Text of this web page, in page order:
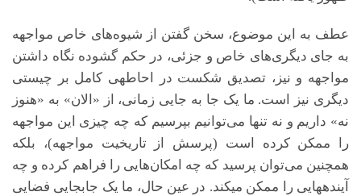
عطف به این موضوع، سخن گفتن از شیوه‌های خاص مواجهه
به جای دیگری‌های خاص و جزئی، در حکم گشوده نگاه داشتن
مواجهه و نیز، تصدیق شکست در احاطه­ی کامل بر چیستی
دیگری نیز است. ما یک جا به جایی زمانی، از «الان» به «هنوز
نه» داریم و نه تنها می‌توانیم بپرسیم که چه چیزی این مواجهه
را ممکن کرده است (پرسش از تاریخیت مواجهه)، بلکه
همچنین می‌توان پرسید که چه امکان‌هایی را فراهم کرده و چه
آینده­هایی را ممکن می­کند. در عین حال، ما یک جابجایی فضایی